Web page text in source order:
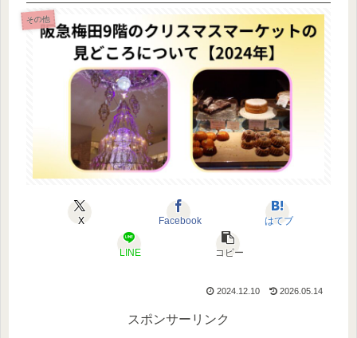
その他
X Facebook はてブ
LINE コピー
2024.12.10 2026.05.14
スポンサーリンク